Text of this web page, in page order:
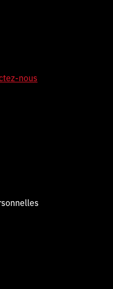
nous